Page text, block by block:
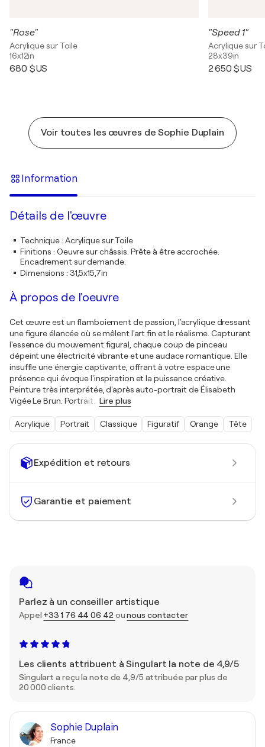
Expédition et retours
Garantie et paiement
Parlez à un conseiller artistique
Appel +33 1 76 44 06 42 ounous contacter
Les clients attribuent à Singulart la note de 4,9/5
Singulart a reçu la note de 4,9/5 attribuée par plus de
20 000 clients.
Sophie Duplain
France
"Rose"
Acrylique sur Toile
16x12in
680 $US
"Speed 1"
Acrylique sur
28x39in
2 650 $US
Voir toutes les œuvres de Sophie Duplain
Information
Détails de l'œuvre
Technique: Acrylique sur Toile
Finitions : Oeuvre sur châssis. Prête à être accrochée.
Encadrement sur demande.
Dimensions : 31,5x15,7in
À propos de l'oeuvre
Cet œuvre est un flamboiement de passion, l'acrylique dressant
une figure élancée où se mêlent l'art fin et le réalisme. Capturant
l'essence du mouvement figural, chaque coup de pinceau
dépeint une électricité vibrante et une audace romantique. Elle
insuffle une énergie captivante, offrant à votre espace une
présence qui évoque l'inspiration et la puissance créative.
Peinture très interprétée, d'après auto-portrait de Élisabeth
Vigée Le Brun. Portrait
Lire plus
Acrylique Portrait Classique Figuratif Orange Tête